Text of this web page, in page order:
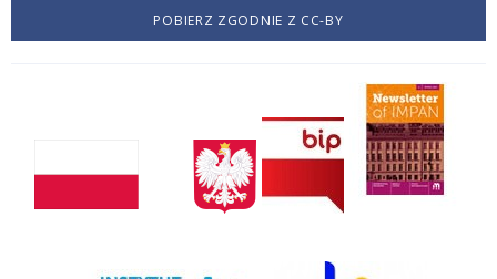
POBIERZ ZGODNIE Z CC-BY